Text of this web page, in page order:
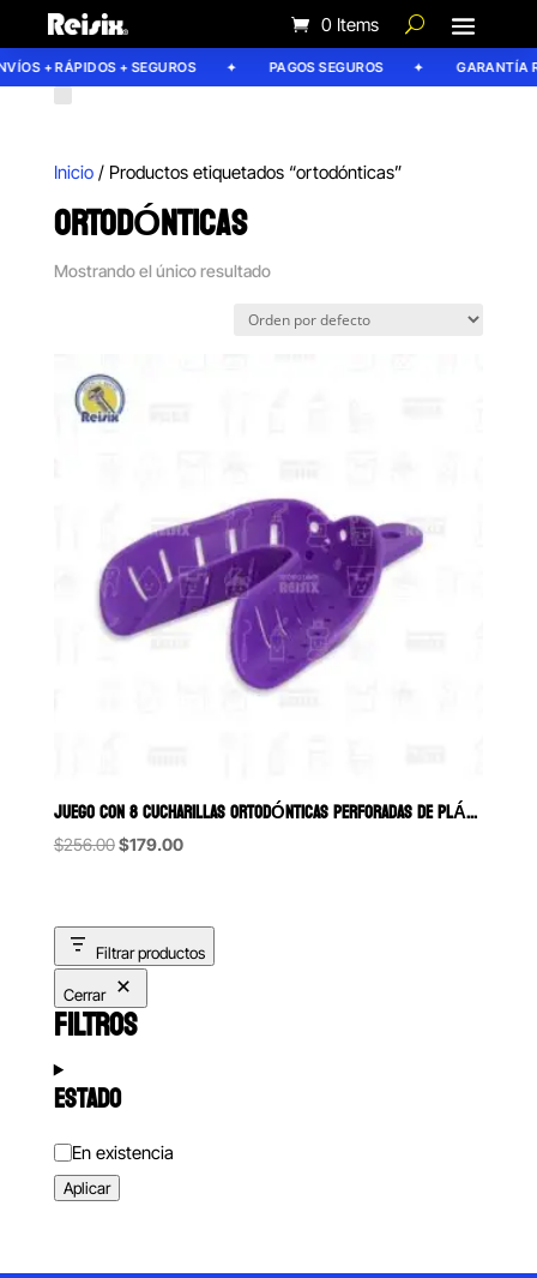
0 Items
+ RÁPIDOS + SEGUROS PAGOS SEGUROS GARANTÍA
Inicio/ Productos etiquetados “ortodónticas”
ORTODÓNTICAS
Mostrando el único resultado
JUEGO CON 8 CUCHARILLAS ORTODÓNTICAS PERFORADAS DE PLÁSTICO
$256.00Original
$256.00.
$179.00Current
$179.00.
Filtrar productos
Cerrar
FILTROS
ESTADO
Estado
En existencia
Aplicar